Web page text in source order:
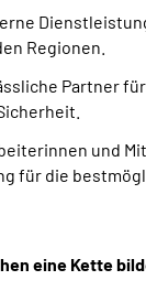
Regionen.
Partner
und
für die
eine Kette